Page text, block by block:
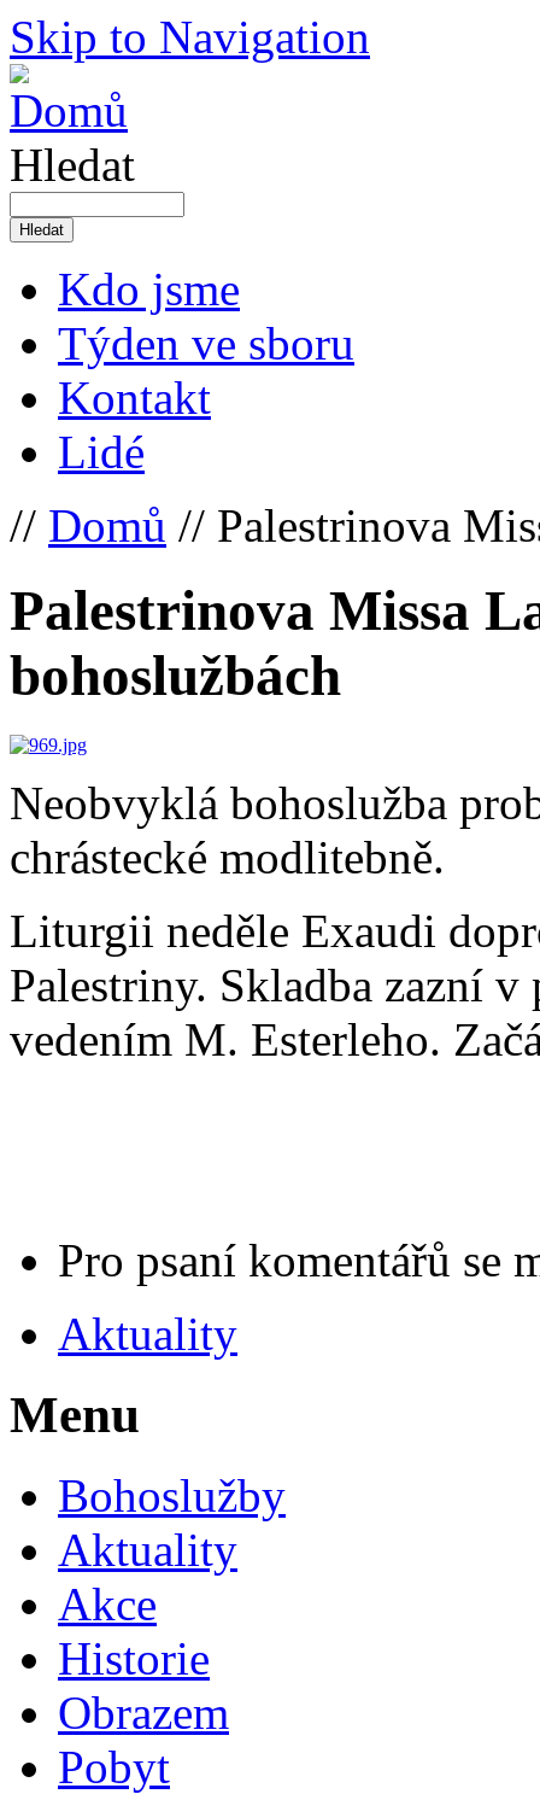
Skip to Navigation
Hledat
Kdo jsme
Týden ve sboru
Kontakt
Lidé
// Domů // Palestrinova
Palestrinova Missa
bohoslužbách
Neobvyklá bohoslužba
chrástecké modlitebně.
Liturgii neděle Exaudi
Palestriny. Skladba zazní
vedením M. Esterleho.
Pro psaní komentářů se
Aktuality
Menu
Bohoslužby
Aktuality
Akce
Historie
Obrazem
Pobyt